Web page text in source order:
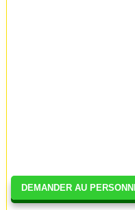
DEMANDER AU